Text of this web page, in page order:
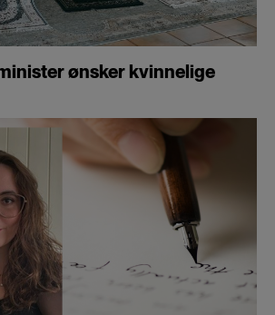
ønsker kvinnelige